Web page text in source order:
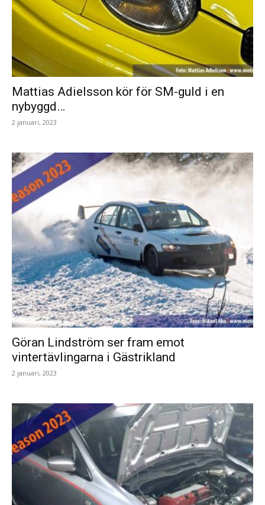
Mattias Adielsson kör för SM-guld i en
nybyggd…
2 januari, 2023
Göran Lindström ser fram emot
vintertävlingarna i Gästrikland
2 januari, 2023